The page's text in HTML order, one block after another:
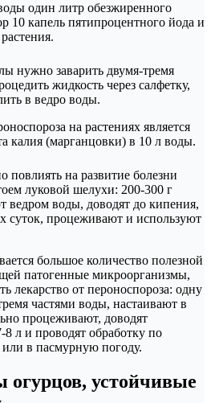
один литр обезжиренного
10 капель пятипроцентного йода и
нужно заварить двумя-тремя
жидкость через салфетку,
в ведро воды.
на растениях является
калия (марганцовки) в 10 л воды.
повлиять на развитие болезни
луковой шелухи: 200-300 г
ведром воды, доводят до кипения,
суток, процеживают и используют
большое количество полезной
патогенные микроорганизмы,
лекарство от пероноспороза: одну
частями воды, настаивают в
процеживают, доводят
л и проводят обработку по
или в пасмурную погоду.
огурцов, устойчивые